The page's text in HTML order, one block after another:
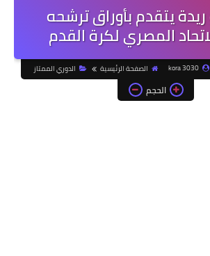
يتقدم بأوراق ترشحه
المصري لكرة القدم
kora 3030 الصفحة الرئيسية الدوري الممتاز
الحجم